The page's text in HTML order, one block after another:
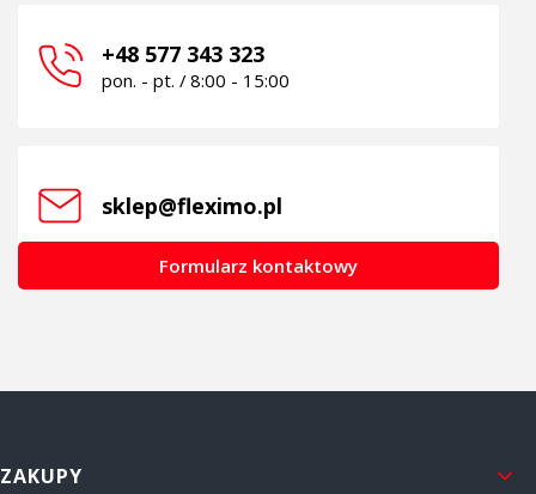
+48 577 343 323
pon. - pt. / 8:00 - 15:00
sklep@fleximo.pl
Formularz kontaktowy
Linki w stopce
ZAKUPY